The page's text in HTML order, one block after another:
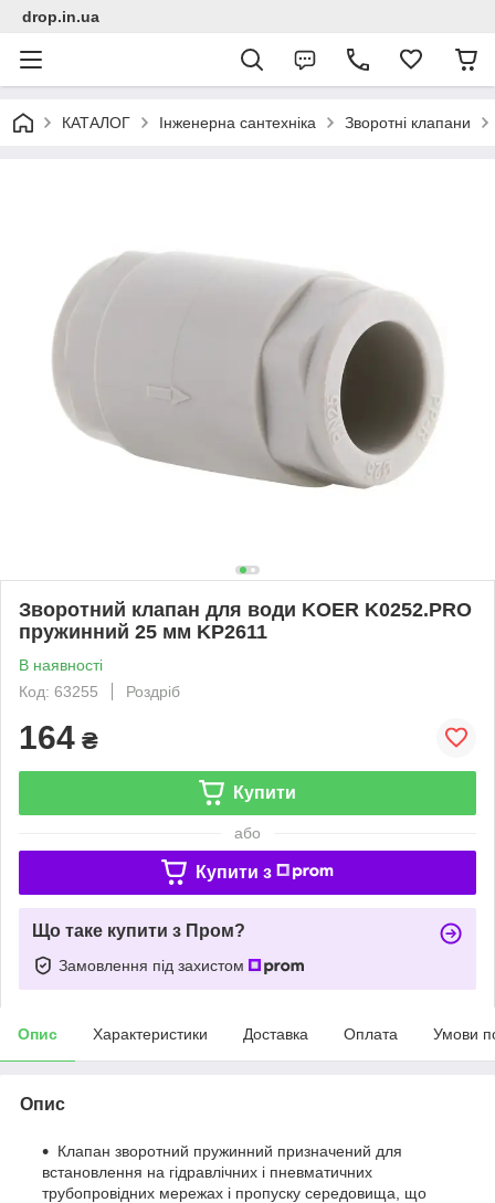
drop.in.ua
КАТАЛОГ Інженерна сантехніка Зворотні клапани
Зворотний клапан для води KOER K0252.PRO
пружинний 25 мм KP2611
В наявності
Код: 63255
Роздріб
164 ₴
Купити
або
Купити з
Що таке купити з Пром?
Замовлення під захистом
Опис Характеристики Доставка Оплата Умови
Опис
Клапан зворотний пружинний призначений для
встановлення на гідравлічних і пневматичних
трубопровідних мережах і пропуску середовища, що